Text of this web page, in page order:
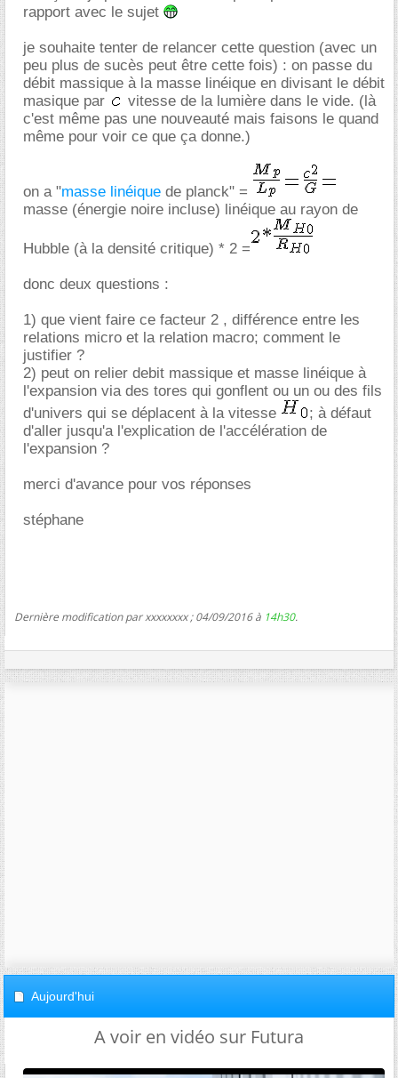
rapport avec le sujet
je souhaite tenter de relancer cette question (avec un
peu plus de sucès peut être cette fois) : on passe du
débit massique à la masse linéique en divisant le débit
masique par
vitesse de la lumière dans le vide. (là
c'est même pas une nouveauté mais faisons le quand
même pour voir ce que ça donne.)
on a "masse linéique de planck" =
masse (énergie noire incluse) linéique au rayon de
Hubble (à la densité critique) * 2 =
donc deux questions :
1) que vient faire ce facteur 2 , différence entre les
relations micro et la relation macro; comment le
justifier ?
2) peut on relier debit massique et masse linéique à
l'expansion via des tores qui gonflent ou un ou des fils
d'univers qui se déplacent à la vitesse
; à défaut
d'aller jusqu'a l'explication de l'accélération de
l'expansion ?
merci d'avance pour vos réponses
stéphane
Dernière modification par xxxxxxxx ; 04/09/2016 à 14h30.
Aujourd'hui
A voir en vidéo sur Futura